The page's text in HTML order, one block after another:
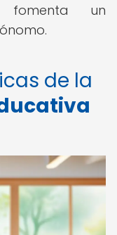
fomenta un
de la